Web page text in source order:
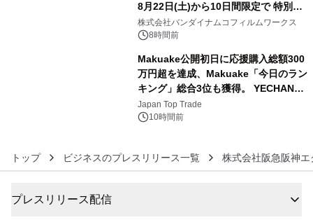
8月22日(土)から10日間限定で 特別映
像『UNICORN GUNDAM Statue ―
BEYOND POSSIBILITY ―』を上映！
株式会社バンダイナムコフィルムワークス
8時間前
Makuake公開初日に応援購入総額300
万円超を達成、Makuake「今日のラン
キング」総合3位も獲得。 YECHAN音
浴シンギングボウル第2弾の大型サイ
ズ（XL・2XL・3XL）を先行販売中
Japan Top Trade
10時間前
トップ ビジネスのプレスリリース一覧 株式会社阪急阪神エ
プレスリリース配信